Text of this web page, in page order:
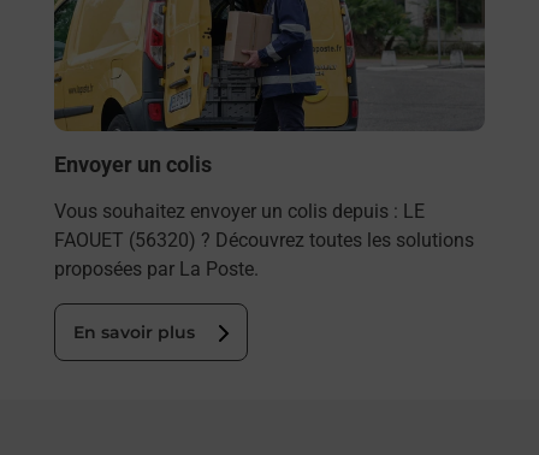
Envoyer un colis
Vous souhaitez envoyer un colis depuis : LE
FAOUET (56320) ? Découvrez toutes les solutions
proposées par La Poste.
En savoir plus